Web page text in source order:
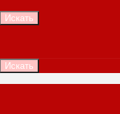
Искать
Искать